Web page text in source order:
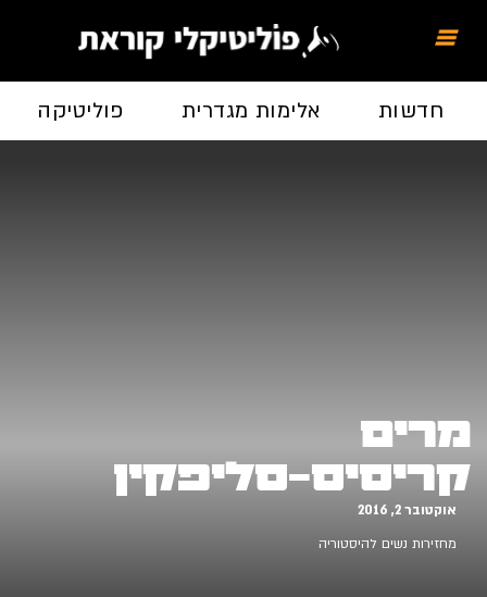
חדשות אלימות מגדרית פוליטיקה
מרים
קריסיס-סליפקין
אוקטובר 2, 2016
מחזירות נשים להיסטוריה